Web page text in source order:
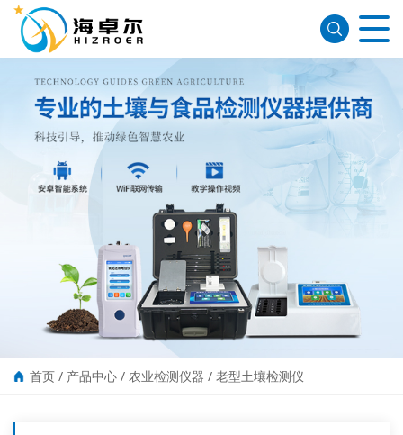
首页 / 产品中心 / 农业检测仪器 / 老型土壤检测仪